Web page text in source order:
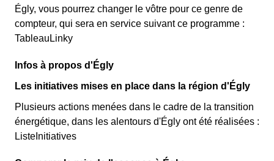
Égly, vous pourrez changer le vôtre pour ce genre de
compteur, qui sera en service suivant ce programme :
TableauLinky
Infos à propos d'Égly
Les initiatives mises en place dans la région d'Égly
Plusieurs actions menées dans le cadre de la transition
énergétique, dans les alentours d'Égly ont été réalisées :
ListeInitiatives